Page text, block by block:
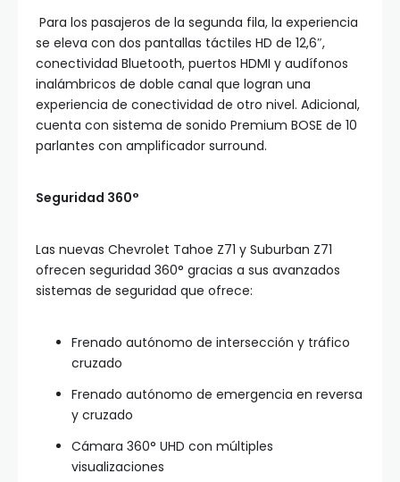
Para los pasajeros de la segunda fila, la experiencia
se eleva con dos pantallas táctiles HD de 12,6″,
conectividad Bluetooth, puertos HDMI y audífonos
inalámbricos de doble canal que logran una
experiencia de conectividad de otro nivel. Adicional,
cuenta con sistema de sonido Premium BOSE de 10
parlantes con amplificador surround.
Seguridad 360°
Las nuevas Chevrolet Tahoe Z71 y Suburban Z71
ofrecen seguridad 360° gracias a sus avanzados
sistemas de seguridad que ofrece:
Frenado autónomo de intersección y tráfico
cruzado
Frenado autónomo de emergencia en reversa
y cruzado
Cámara 360° UHD con múltiples
visualizaciones